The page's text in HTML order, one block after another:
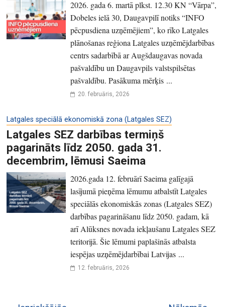
2026. gada 6. martā plkst. 12.30 KN “Vārpa”,
Dobeles ielā 30, Daugavpilī notiks “INFO
pēcpusdiena uzņēmējiem”, ko rīko Latgales
plānošanas reģiona Latgales uzņēmējdarbības
centrs sadarbībā ar Augšdaugavas novada
pašvaldību un Daugavpils valstspilsētas
pašvaldību. Pasākuma mērķis ...
20. februāris, 2026
Latgales speciālā ekonomiskā zona (Latgales SEZ)
Latgales SEZ darbības termiņš
pagarināts līdz 2050. gada 31.
decembrim, lēmusi Saeima
2026.gada 12. februārī Saeima galīgajā
lasījumā pieņēma lēmumu atbalstīt Latgales
speciālās ekonomiskās zonas (Latgales SEZ)
darbības pagarināšanu līdz 2050. gadam, kā
arī Alūksnes novada iekļaušanu Latgales SEZ
teritorijā. Šie lēmumi paplašinās atbalsta
iespējas uzņēmējdarbībai Latvijas ...
12. februāris, 2026